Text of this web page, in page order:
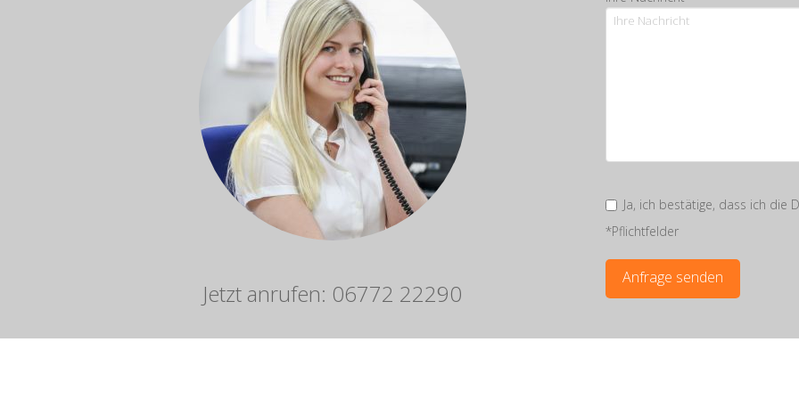
Jetzt anrufen: 06772 22290
Ja, ich bestätige, dass ich die
*Pflichtfelder